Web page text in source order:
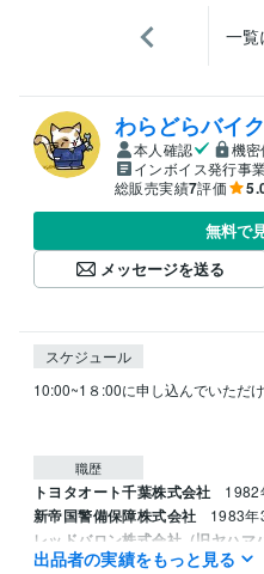
一覧
わらどらバイ
本人確認
機
インボイス発行事
総販売実績7評価
無料で
メッセージを送る
スケジュール
10:00~1８:00に申し込んでいただ
職歴
トヨタオート千葉株式会社 1982
新帝国警備保障株式会社 1983年
レッドバロン株式会社（旧ヤハマ
年8月 ~ 1995年8月
出品者の実績をもっと見る